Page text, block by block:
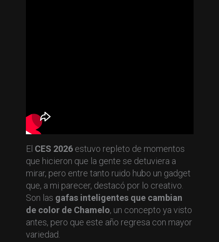
El CES 2026estuvo repleto de momentos
que hicieron que la gente se detuviera a
mirar, pero entre tanto ruido hubo un gadget
que, a mi parecer, destacó por lo creativo.
Son las gafas inteligentes que cambian
de color de Chamelo, un concepto ya visto
antes, pero que este año regresa con mayor
variedad.